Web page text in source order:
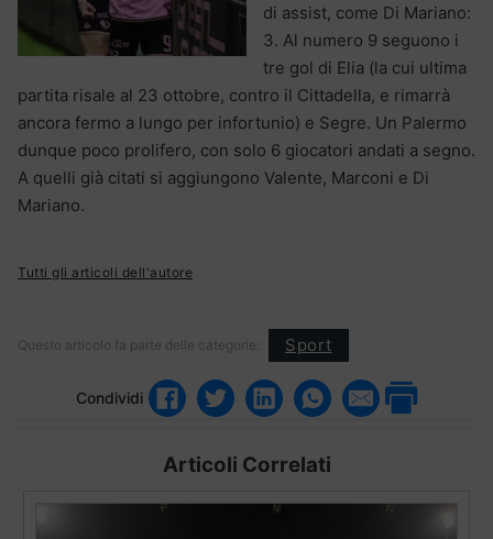
di assist, come Di Mariano:
3. Al numero 9 seguono i
tre gol di Elia (la cui ultima
partita risale al 23 ottobre, contro il Cittadella, e rimarrà
ancora fermo a lungo per infortunio) e Segre. Un Palermo
dunque poco prolifero, con solo 6 giocatori andati a segno.
A quelli già citati si aggiungono Valente, Marconi e Di
Mariano.
Tutti gli articoli dell'autore
Questo articolo fa parte delle categorie: Sport
Condividi
Articoli Correlati